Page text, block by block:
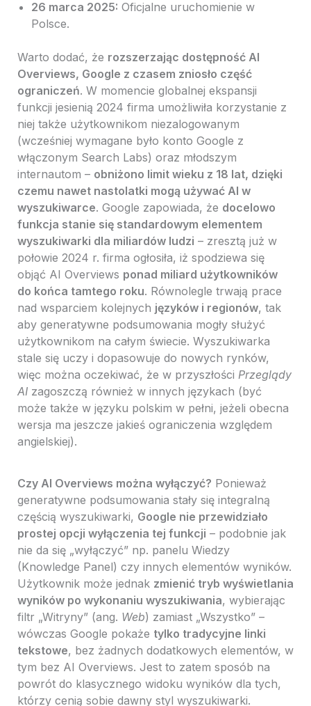
26 marca 2025: Oficjalne uruchomienie w
Polsce.
Warto dodać, że rozszerzając dostępność AI
Overviews, Google z czasem zniosło część
ograniczeń. W momencie globalnej ekspansji
funkcji jesienią 2024 firma umożliwiła korzystanie z
niej także użytkownikom niezalogowanym
(wcześniej wymagane było konto Google z
włączonym Search Labs) oraz młodszym
internautom – obniżono limit wieku z 18 lat, dzięki
czemu nawet nastolatki mogą używać AI w
wyszukiwarce. Google zapowiada, że docelowo
funkcja stanie się standardowym elementem
wyszukiwarki dla miliardów ludzi – zresztą już w
połowie 2024 r. firma ogłosiła, iż spodziewa się
objąć AI Overviews ponad miliard użytkowników
do końca tamtego roku. Równolegle trwają prace
nad wsparciem kolejnych języków i regionów, tak
aby generatywne podsumowania mogły służyć
użytkownikom na całym świecie. Wyszukiwarka
stale się uczy i dopasowuje do nowych rynków,
więc można oczekiwać, że w przyszłości Przeglądy
AIzagoszczą również w innych językach (być
może także w języku polskim w pełni, jeżeli obecna
wersja ma jeszcze jakieś ograniczenia względem
angielskiej).
Czy AI Overviews można wyłączyć? Ponieważ
generatywne podsumowania stały się integralną
częścią wyszukiwarki, Google nie przewidziało
prostej opcji wyłączenia tej funkcji – podobnie jak
nie da się „wyłączyć” np. panelu Wiedzy
(Knowledge Panel) czy innych elementów wyników.
Użytkownik może jednak zmienić tryb wyświetlania
wyników po wykonaniu wyszukiwania, wybierając
filtr „Witryny” (ang. Web) zamiast „Wszystko” –
wówczas Google pokaże tylko tradycyjne linki
tekstowe, bez żadnych dodatkowych elementów, w
tym bez AI Overviews. Jest to zatem sposób na
powrót do klasycznego widoku wyników dla tych,
którzy cenią sobie dawny styl wyszukiwarki.